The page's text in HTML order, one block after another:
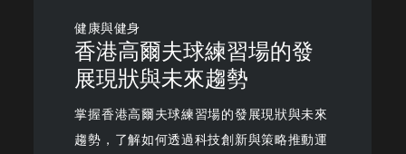
健康與健身
香港高爾夫球練習場的發
展現狀與未來趨勢
掌握香港高爾夫球練習場的發展現狀與未來
趨勢，了解如何透過科技創新與策略推動運